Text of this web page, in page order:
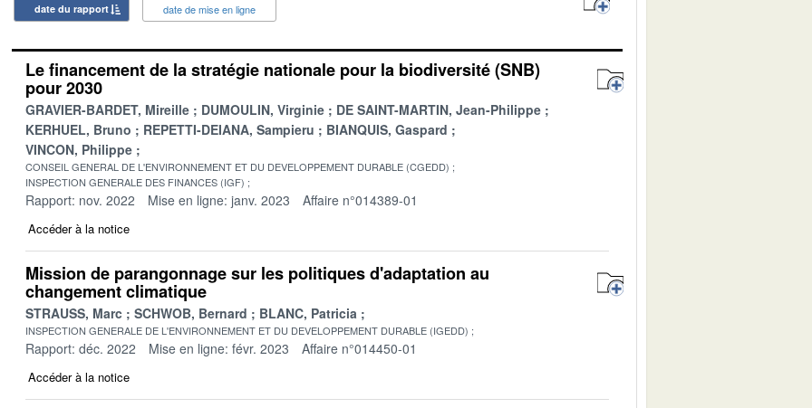
date du rapport date de mise en ligne
Le financement de la stratégie nationale pour la biodiversité (SNB)
pour 2030
GRAVIER-BARDET, Mireille DUMOULIN, Virginie
DE SAINT-MARTIN, Jean-Philippe
KERHUEL, Bruno
REPETTI-DEIANA, Sampieru
BIANQUIS, Gaspard
VINCON, Philippe
CONSEIL GENERAL DE L'ENVIRONNEMENT ET DU DEVELOPPEMENT DURABLE (CGEDD)
INSPECTION GENERALE DES FINANCES (IGF)
Rapport: nov. 2022 Mise en ligne: janv. 2023 Affaire n°014389-01
Accéder à la notice
Mission de parangonnage sur les politiques d'adaptation au
changement climatique
STRAUSS, Marc SCHWOB, Bernard BLANC, Patricia
INSPECTION GENERALE DE L'ENVIRONNEMENT ET DU DEVELOPPEMENT DURABLE (IGEDD)
Rapport: déc. 2022 Mise en ligne: févr. 2023 Affaire n°014450-01
Accéder à la notice